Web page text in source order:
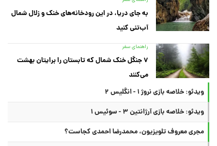
به جای دریا، در این رودخانه‌های خنک و زلال شمال
آب‌تنی کنید
راهنمای سفر
۷ جنگل خنک شمال که تابستان را برایتان بهشت
می‌کنند
ویدئو: خلاصه بازی نروژ ۱ - انگلیس ۲
ویدئو: خلاصه بازی آرژانتین ۳ - سوئیس ۱
مجری معروف تلویزیون، محمدرضا احمدی کجاست؟